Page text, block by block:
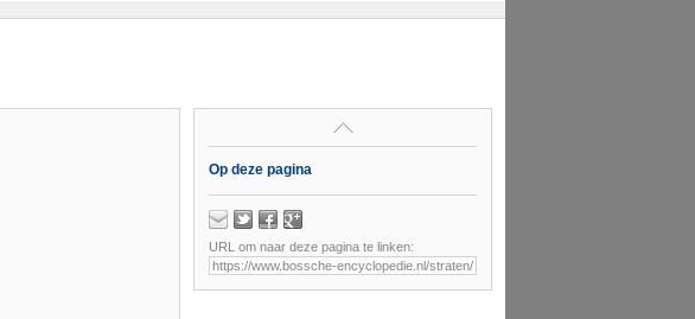
Op deze pagina
URL om naar deze pagina te linken: